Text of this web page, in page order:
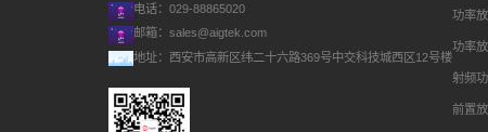
电话：029-88865020
邮箱： sales@aigtek.com
地址：西安市高新区纬二十六路369号中交科技城西区12号楼
功率
功率
射频
前置